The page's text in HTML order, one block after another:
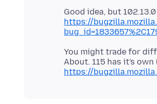
Good idea, but
https://
You might trade for
About. 115 has it's
https://